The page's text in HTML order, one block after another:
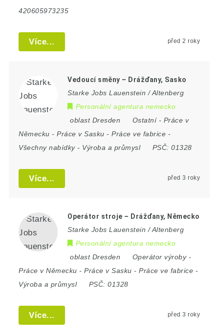
420605973235
Více... před 2 roky
Vedoucí směny – Drážďany, Sasko
Starke Jobs Lauenstein / Altenberg
Personální agentura nemecko
oblast Dresden
Ostatní- Práce v
Německu -Práce v Sasku -Práce ve fabrice -
Všechny nabídky- Výroba a průmysl PSČ:01328
Více... před 3 roky
Operátor stroje – Drážďany, Německo
Starke Jobs Lauenstein / Altenberg
Personální agentura nemecko
oblast Dresden
Operátor výroby-
Práce v Německu -Práce v Sasku -Práce ve fabrice -
Výroba a průmysl
PSČ:01328
Více... před 3 roky